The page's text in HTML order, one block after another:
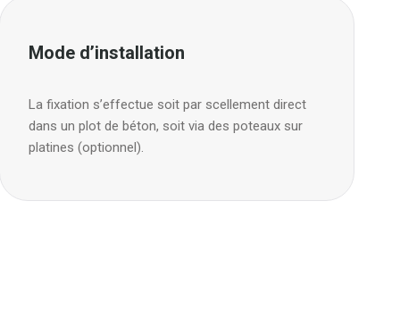
Mode d’installation
La fixation s’effectue soit par scellement direct
dans un plot de béton, soit via des poteaux sur
platines (optionnel).